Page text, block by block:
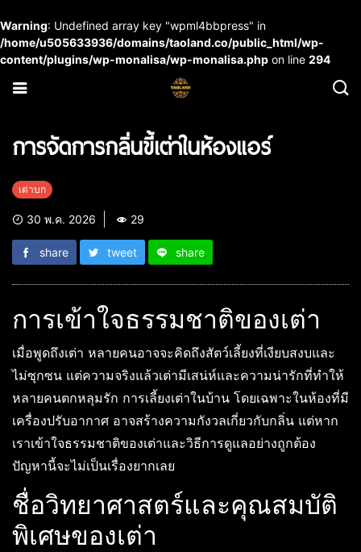
Warning: Undefined array key "wpml4bbpress" in
/home/u505633936/domains/taoland.co/public_html/wp-
content/plugins/wp-monalisa/wp-monalisa.php on line 294
การจัดการกลิ่นขี้เต่าในห้องแอร์
เต่าบก
30 พ.ค. 2026 29
share tweet share
การเข้าใจธรรมชาติของเต่า
เมื่อพูดถึงเต่า หลายคนอาจจะคิดถึงสัตว์เลี้ยงที่เงียบสงบและ
ไม่ซุกซน แต่ความจริงแล้วเต่ามีเสน่ห์และความน่ารักที่ทำให้
หลายคนตกหลุมรัก การเลี้ยงเต่าในบ้าน โดยเฉพาะในห้องที่มี
เครื่องปรับอากาศ อาจสร้างความกังวลเกี่ยวกับกลิ่น แต่หาก
เราเข้าใจธรรมชาติของเต่าและวิธีการดูแลอย่างถูกต้อง
ปัญหานี้จะไม่เป็นเรื่องยากเลย
ชื่อวิทยาศาสตร์และคุณสมบัติ
พิเศษของเต่า